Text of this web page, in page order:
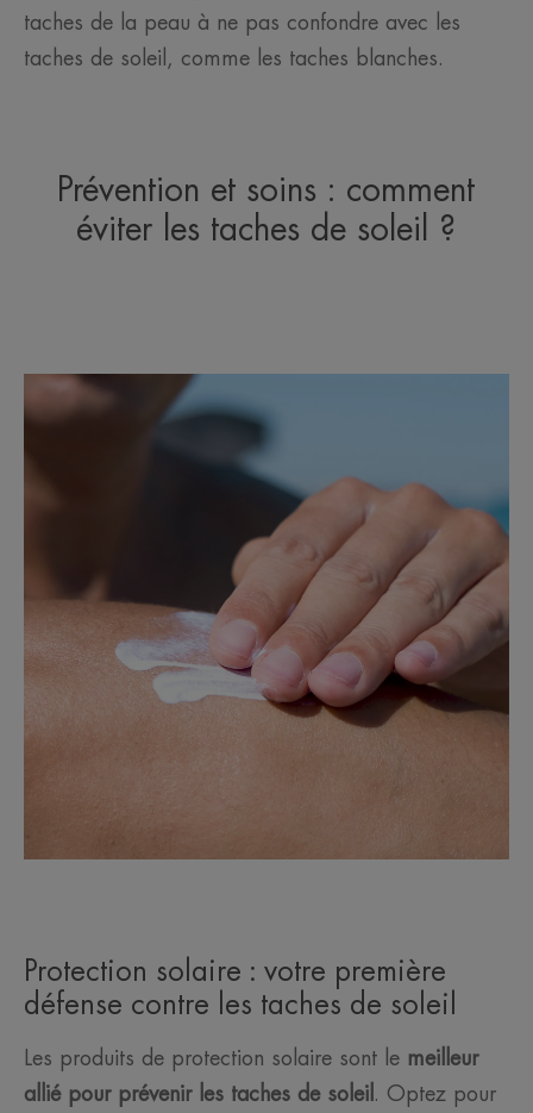
taches de la peau à ne pas confondre avec les
taches de soleil, comme les taches blanches.
Prévention et soins : comment
éviter les taches de soleil ?
Protection solaire : votre première
défense contre les taches de soleil
Les produits de protection solaire sont le meilleur
allié pour prévenir les taches de soleil . Optez pour